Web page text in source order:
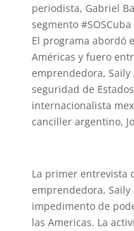
periodista, Gabriel
segmento
El programa abordó
Américas y fuero
emprendedora,
seguridad de
internacionalista
canciller argentino,
La primer entrevista
emprendedora,
impedimento de
las Americas. La